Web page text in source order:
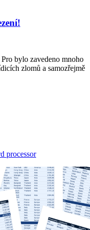
bylo zavedeno mnoho
zlomů a samozřejmě
processor